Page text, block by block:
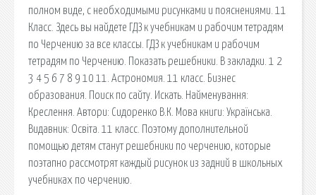
полном виде, с необходимыми рисунками и пояснениями. 11
Класс. Здесь вы найдете ГДЗ к учебникам и рабочим тетрадям
по Черчению за все классы. ГДЗ к учебникам и рабочим
тетрадям по Черчению. Показать решебники. В закладки. 1 2
3 4 5 6 7 8 9 10 11. Астрономия. 11 класс. Бизнес
образования. Поиск по сайту. Искать. Найменування:
Креслення. Автори: Сидоренко В.К. Мова книги: Українська.
Видавник: Освіта. 11 класс. Поэтому дополнительной
помощью детям станут решебники по черчению, которые
поэтапно рассмотрят каждый рисунок из задний в школьных
учебниках по черчению.